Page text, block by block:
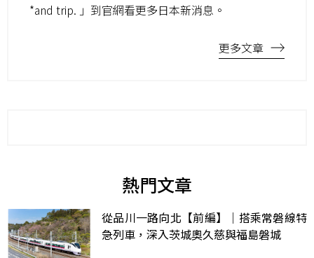
*and trip. 」到官網看更多日本新消息。
更多文章
熱門文章
從品川一路向北【前編】｜搭乘常磐線特
急列車，深入茨城奧久慈與福島磐城